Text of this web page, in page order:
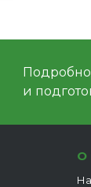
Подробно
и
О